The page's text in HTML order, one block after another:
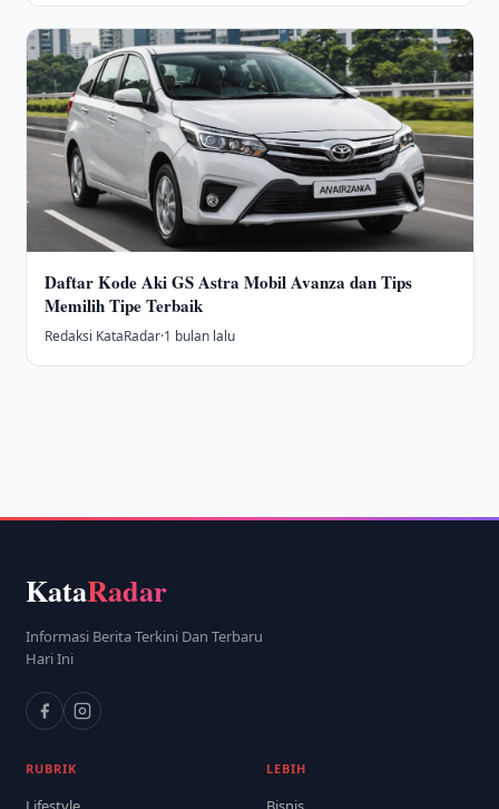
Daftar Kode Aki GS Astra Mobil Avanza dan Tips
Memilih Tipe Terbaik
Redaksi KataRadar·1 bulan lalu
KataRadar
Informasi Berita Terkini Dan Terbaru
Hari Ini
RUBRIK LEBIH